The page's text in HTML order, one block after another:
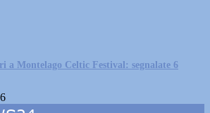
a Montelago Celtic Festival: segnalate 6